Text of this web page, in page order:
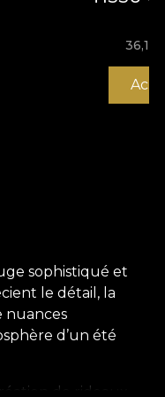
36,16
sophistiqué et
le détail, la
nuances
d’un été
de rideaux